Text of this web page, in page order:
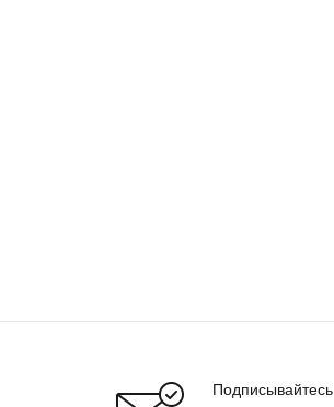
Подписывайтесь